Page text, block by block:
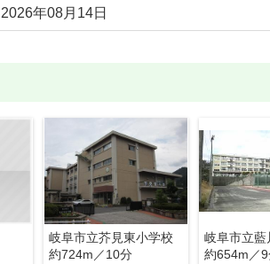
2026年08月14日
岐阜市立芥見東小学校
約724m／10分
岐阜市立藍
約654m／